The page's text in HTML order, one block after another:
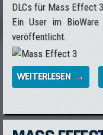
DLCs für Mass Effect
Ein User im
veröffentlicht.
WEITERLESEN →